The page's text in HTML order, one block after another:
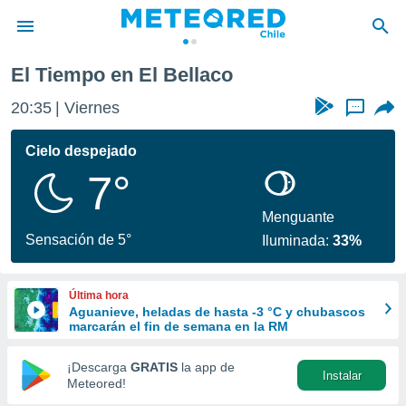
de
por
se
calidad.
a este
las
y
forma
digital
basada
El Tiempo en El Bellaco
20:35 Viernes ...
Cielo despejado
7°
Sensación de 5°
Menguante
Iluminada:33%
Última hora
Aguanieve, heladas de hasta -3 °C y chubascos
marcarán el fin de semana en la RM
¡Descarga GRATIS la app de
Meteored!
Instalar